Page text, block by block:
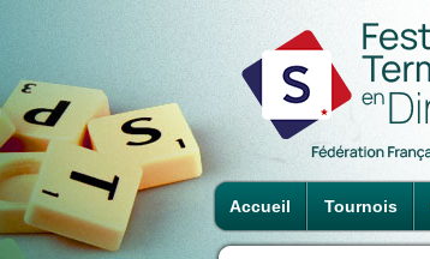
Accueil Tournois